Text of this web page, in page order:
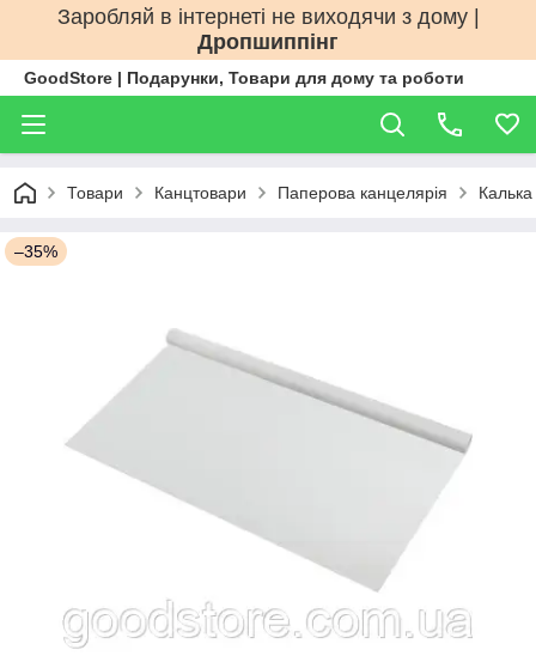
Заробляй в інтернеті не виходячи з дому |
Дропшиппінг
GoodStore | Подарунки, Товари для дому та роботи
Товари Канцтовари Паперова канцелярія Калька
–35%